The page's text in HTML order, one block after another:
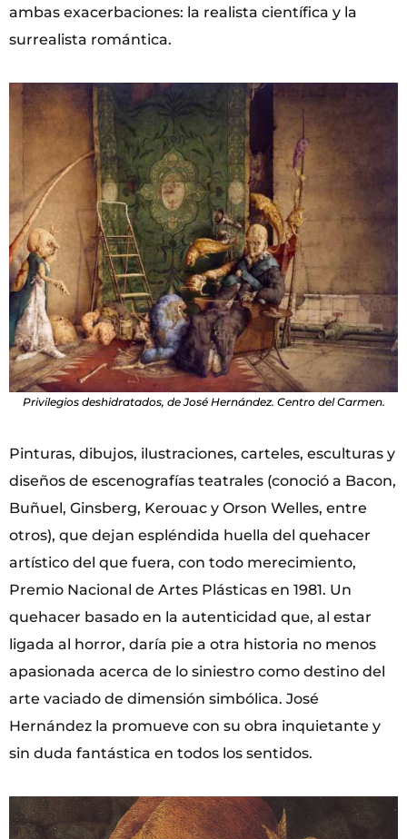
ambas exacerbaciones: la realista científica y la
surrealista romántica.
Privilegios deshidratados, de José Hernández. Centro del Carmen.
Pinturas, dibujos, ilustraciones, carteles, esculturas y
diseños de escenografías teatrales (conoció a Bacon,
Buñuel, Ginsberg, Kerouac y Orson Welles, entre
otros), que dejan espléndida huella del quehacer
artístico del que fuera, con todo merecimiento,
Premio Nacional de Artes Plásticas en 1981. Un
quehacer basado en la autenticidad que, al estar
ligada al horror, daría pie a otra historia no menos
apasionada acerca de lo siniestro como destino del
arte vaciado de dimensión simbólica. José
Hernández la promueve con su obra inquietante y
sin duda fantástica en todos los sentidos.